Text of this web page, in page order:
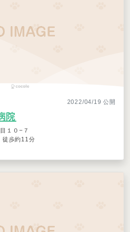
2022/04/19 公開
院
１０−７
徒歩約11分